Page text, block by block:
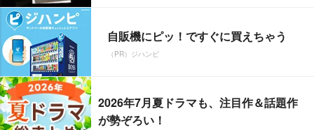
自販機にピッ！ですぐに買えちゃう
（PR）ジハンピ
2026年7月夏ドラマも、注目作＆話題作
が勢ぞろい！